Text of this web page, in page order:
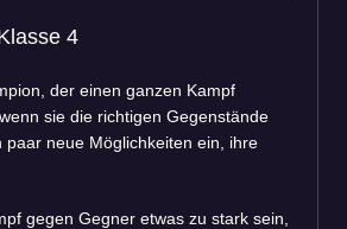
4
der einen ganzen Kampf
sie die richtigen Gegenstände
paar neue Möglichkeiten ein, ihre
gegen Gegner etwas zu stark sein,